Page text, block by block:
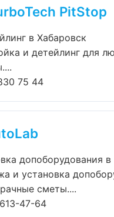
PitStop
в Хабаровск
и детейлинг для
75 44
допоборудования
и установка
сметы....
47-64